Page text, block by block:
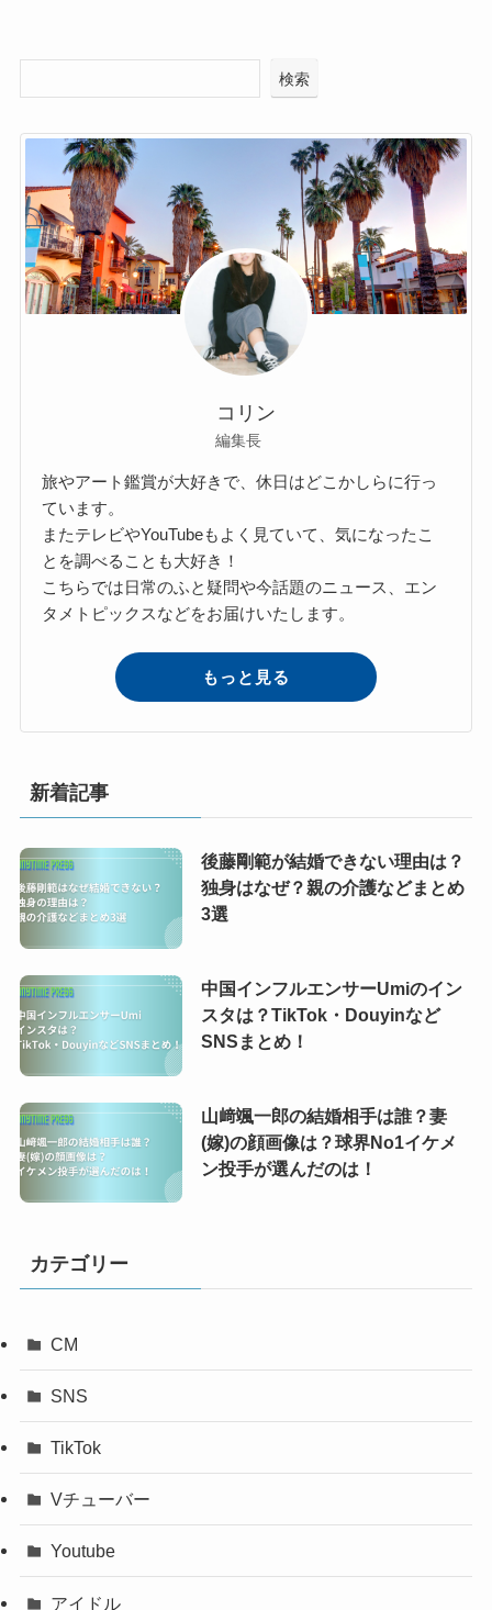
検索
コリン
編集長
旅やアート鑑賞が大好きで、休日はどこかしらに行っ
ています。
またテレビやYouTubeもよく見ていて、気になったこ
とを調べることも大好き！
こちらでは日常のふと疑問や今話題のニュース、エン
タメトピックスなどをお届けいたします。
もっと見る
新着記事
後藤剛範が結婚できない理由は？
独身はなぜ？親の介護などまとめ
3選
中国インフルエンサーUmiのイン
スタは？TikTok・Douyinなど
SNSまとめ！
山﨑颯一郎の結婚相手は誰？妻
(嫁)の顔画像は？球界No1イケメ
ン投手が選んだのは！
カテゴリー
CM
SNS
TikTok
Vチューバー
Youtube
アイドル